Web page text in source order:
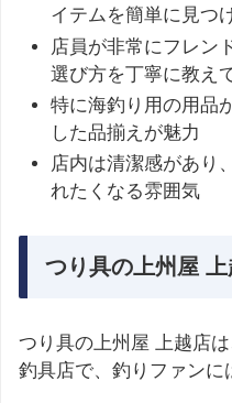
イテムを簡単に見つ
店員が非常にフレン
選び方を丁寧に教え
特に海釣り用の用品
した品揃えが魅力
店内は清潔感があり
れたくなる雰囲気
つり具の上州屋
つり具の上州屋 上越店
釣具店で、釣りファンに